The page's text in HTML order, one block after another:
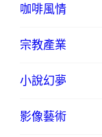
咖啡風情
宗教產業
小說幻夢
影像藝術